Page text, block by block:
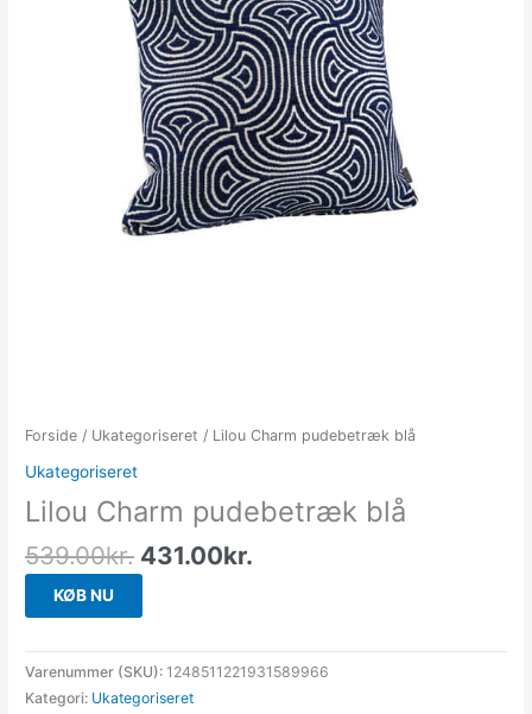
Forside / Ukategoriseret / Lilou Charm pudebetræk blå
Ukategoriseret
Lilou Charm pudebetræk blå
539.00kr. 431.00kr.
KØB NU
Varenummer (SKU): 1248511221931589966
Kategori: Ukategoriseret